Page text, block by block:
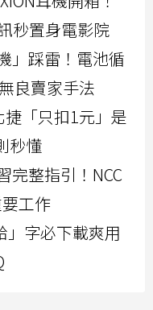
秒置身電影院
」踩雷！電池循
良賣家手法
捷「只扣1元」是
秒懂
完整指引！NCC
工作
」字必下載爽用